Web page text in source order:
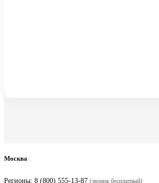
Москва
Регионы: 8 (800) 555-13-87 (звонок бесплатный)